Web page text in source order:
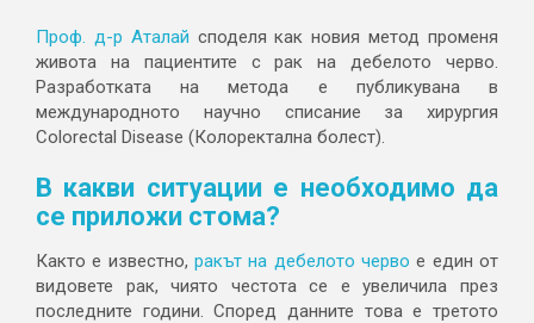
Проф. д-р Аталай споделя как новия метод променя
живота на пациентите с рак на дебелото черво.
Разработката на метода е публикувана в
международното научно списание за хирургия
Colorectal Disease (Колоректална болест).
В какви ситуации е необходимо да
се приложи стома?
Както е известно, ракът на дебелото черво е един от
видовете рак, чиято честота се е увеличила през
последните години. Според данните това е третото